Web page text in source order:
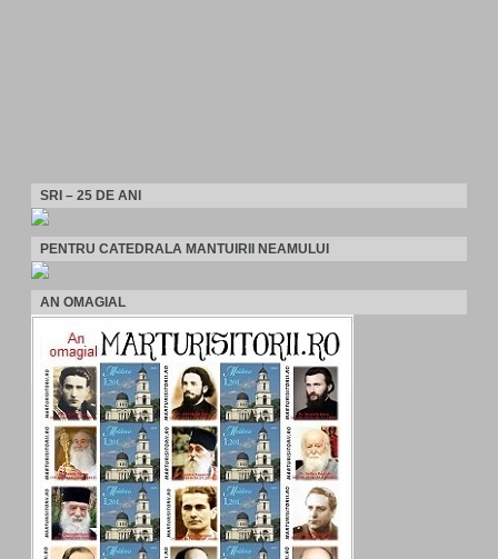
SRI – 25 DE ANI
PENTRU CATEDRALA MANTUIRII NEAMULUI
AN OMAGIAL